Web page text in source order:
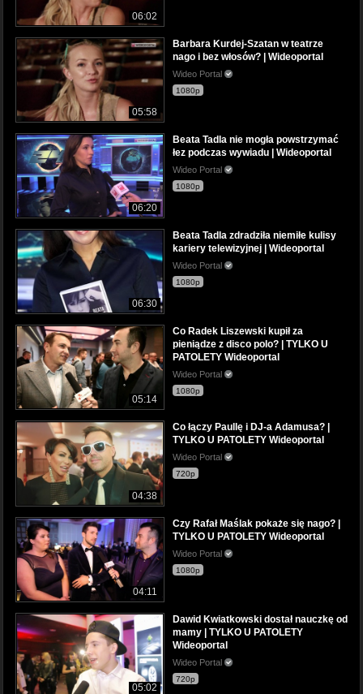
06:02
05:58
Barbara Kurdej-Szatan w teatrze
nago i bez włosów? | Wideoportal
Wideo Portal
1080p
06:20
Beata Tadla nie mogła powstrzymać
łez podczas wywiadu | Wideoportal
Wideo Portal
1080p
06:30
Beata Tadla zdradziła niemiłe kulisy
kariery telewizyjnej | Wideoportal
Wideo Portal
1080p
05:14
Co Radek Liszewski kupił za
pieniądze z disco polo? | TYLKO U
PATOLETY Wideoportal
Wideo Portal
1080p
04:38
Co łączy Paullę i DJ-a Adamusa? |
TYLKO U PATOLETY Wideoportal
Wideo Portal
720p
04:11
Czy Rafał Maślak pokaże się nago? |
TYLKO U PATOLETY Wideoportal
Wideo Portal
1080p
05:02
Dawid Kwiatkowski dostał nauczkę od
mamy | TYLKO U PATOLETY
Wideoportal
Wideo Portal
720p